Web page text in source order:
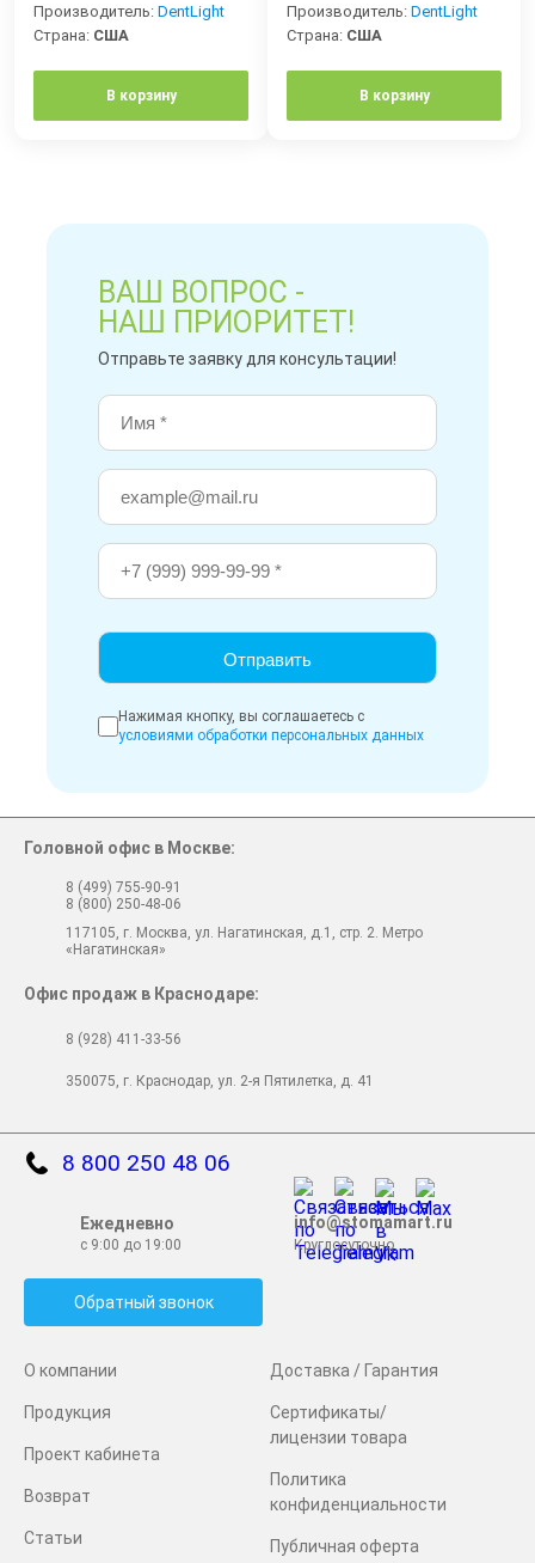
Производитель: DentLight
Страна: США
В корзину
Производитель: DentLight
Страна: США
В корзину
ВАШ ВОПРОС -
НАШ ПРИОРИТЕТ!
Отправьте заявку для консультации!
Нажимая кнопку, вы соглашаетесь с
условиями обработки персональных данных
О компании
Продукция
Проект кабинета
Возврат
Статьи
Доставка / Гарантия
Сертификаты/
лицензии товара
Политика
конфиденциальности
Публичная оферта
8 800 250 48 06
Ежедневно
с 9:00 до 19:00
info@stomamart.ru
Круглосуточно
Обратный звонок
Головной офис в Москве:
8 (499) 755-90-91
8 (800) 250-48-06
117105, г. Москва, ул. Нагатинская, д.1, стр. 2. Метро
«Нагатинская»
Офис продаж в Краснодаре:
8 (928) 411-33-56
350075, г. Краснодар, ул. 2-я Пятилетка, д. 41